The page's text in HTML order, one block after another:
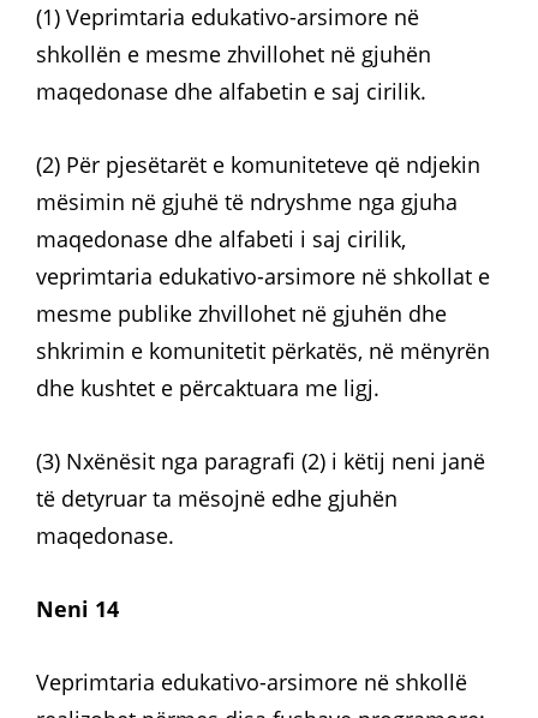
(1) Veprimtaria edukativo-arsimore në
shkollën e mesme zhvillohet në gjuhën
maqedonase dhe alfabetin e saj cirilik.
(2) Për pjesëtarët e komuniteteve që ndjekin
mësimin në gjuhë të ndryshme nga gjuha
maqedonase dhe alfabeti i saj cirilik,
veprimtaria edukativo-arsimore në shkollat e
mesme publike zhvillohet në gjuhën dhe
shkrimin e komunitetit përkatës, në mënyrën
dhe kushtet e përcaktuara me ligj.
(3) Nxënësit nga paragrafi (2) i këtij neni janë
të detyruar ta mësojnë edhe gjuhën
maqedonase.
Neni 14
Veprimtaria edukativo-arsimore në shkollë